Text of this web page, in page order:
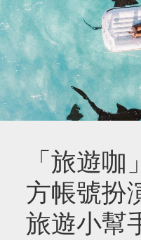
「旅遊咖
方帳號扮
旅遊小幫